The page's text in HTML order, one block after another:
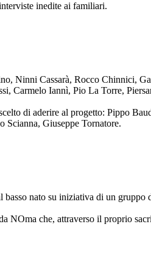
inedite ai familiari.
Ninni Cassarà, Rocco Chinnici,
Carmelo Iannì, Pio La Torre,
di aderire al progetto: Pippo
Scianna, Giuseppe Tornatore.
nato su iniziativa di un gruppo
NOma che, attraverso il proprio